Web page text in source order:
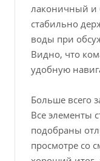
лаконичный и
стабильно
воды при
Видно, что
удобную
Больше всего
Все элементы
подобраны
просмотре со